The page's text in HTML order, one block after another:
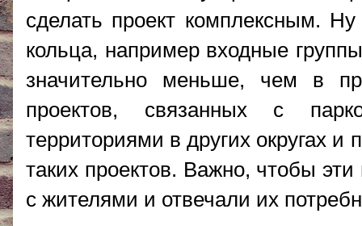
сделать проект комплексным.
кольца, например входные
значительно меньше, чем в
проектов, связанных с
территориями в других округах
таких проектов. Важно, чтобы
с жителями и отвечали их